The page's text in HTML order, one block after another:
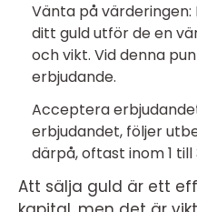
Vänta på
ditt guld utför de en
och vikt. Vid denna
erbjudande.
Acceptera
erbjudandet, följer
därpå, oftast inom 1
Att sälja guld är ett